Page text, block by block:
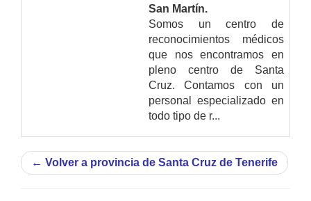
San Martín.
Somos un centro de
reconocimientos médicos
que nos encontramos en
pleno centro de Santa
Cruz. Contamos con un
personal especializado en
todo tipo de r...
← Volver a provincia de Santa Cruz de Tenerife